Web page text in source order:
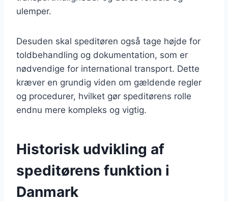
ulemper.
Desuden skal speditøren også tage højde for
toldbehandling og dokumentation, som er
nødvendige for international transport. Dette
kræver en grundig viden om gældende regler
og procedurer, hvilket gør speditørens rolle
endnu mere kompleks og vigtig.
Historisk udvikling af
speditørens funktion i
Danmark